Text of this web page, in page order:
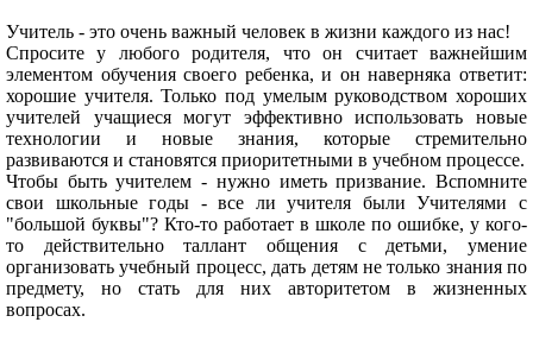
Учитель - это очень важный человек в жизни каждого из нас!
Спросите у любого родителя, что он считает важнейшим
элементом обучения своего ребенка, и он наверняка ответит:
хорошие учителя. Только под умелым руководством хороших
учителей учащиеся могут эффективно использовать новые
технологии и новые знания, которые стремительно
развиваются и становятся приоритетными в учебном процессе.
Чтобы быть учителем - нужно иметь призвание. Вспомните
свои школьные годы - все ли учителя были Учителями с
"большой буквы"? Кто-то работает в школе по ошибке, у кого-
то действительно таллант общения с детьми, умение
организовать учебный процесс, дать детям не только знания по
предмету, но стать для них авторитетом в жизненных
вопросах.